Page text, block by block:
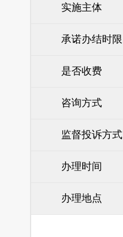
实施主体
承诺办结时限
是否收费
咨询方式
监督投诉方式
办理时间
办理地点